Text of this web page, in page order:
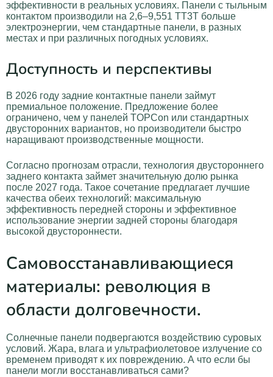
эффективности в реальных условиях. Панели с тыльным
контактом производили на 2,6–9,551 ТТ3Т больше
электроэнергии, чем стандартные панели, в разных
местах и при различных погодных условиях.
Доступность и перспективы
В 2026 году задние контактные панели займут
премиальное положение. Предложение более
ограничено, чем у панелей TOPCon или стандартных
двусторонних вариантов, но производители быстро
наращивают производственные мощности.
Согласно прогнозам отрасли, технология двустороннего
заднего контакта займет значительную долю рынка
после 2027 года. Такое сочетание предлагает лучшие
качества обеих технологий: максимальную
эффективность передней стороны и эффективное
использование энергии задней стороны благодаря
высокой двустороннести.
Самовосстанавливающиеся
материалы: революция в
области долговечности.
Солнечные панели подвергаются воздействию суровых
условий. Жара, влага и ультрафиолетовое излучение со
временем приводят к их повреждению. А что если бы
панели могли восстанавливаться сами?